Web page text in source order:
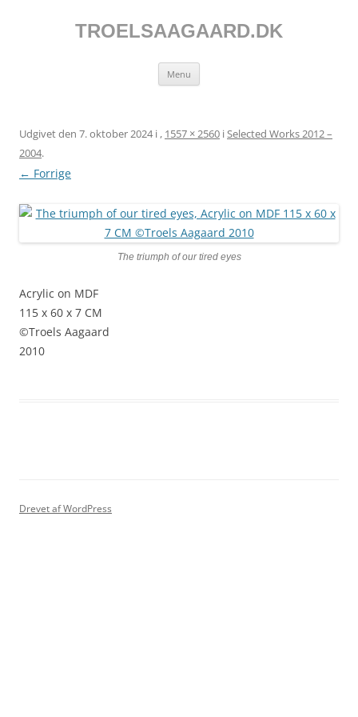
TROELSAAGAARD.DK
Menu
Udgivet den 7. oktober 2024i , 1557 × 2560 iSelected Works 2012 –
2004.
← Forrige
The triumph of our tired eyes
Acrylic on MDF
115 x 60 x 7 CM
©Troels Aagaard
2010
Drevet af WordPress